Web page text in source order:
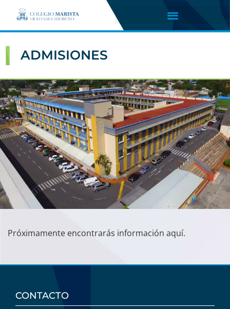
ADMISIONES
Próximamente encontrarás información aquí.
CONTACTO